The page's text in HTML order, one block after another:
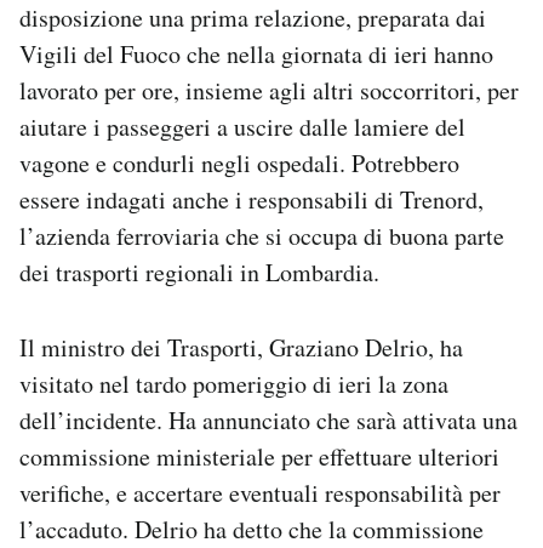
disposizione una prima relazione, preparata dai
Vigili del Fuoco che nella giornata di ieri hanno
lavorato per ore, insieme agli altri soccorritori, per
aiutare i passeggeri a uscire dalle lamiere del
vagone e condurli negli ospedali. Potrebbero
essere indagati anche i responsabili di Trenord,
l’azienda ferroviaria che si occupa di buona parte
dei trasporti regionali in Lombardia.
Il ministro dei Trasporti, Graziano Delrio, ha
visitato nel tardo pomeriggio di ieri la zona
dell’incidente. Ha annunciato che sarà attivata una
commissione ministeriale per effettuare ulteriori
verifiche, e accertare eventuali responsabilità per
l’accaduto. Delrio ha detto che la commissione